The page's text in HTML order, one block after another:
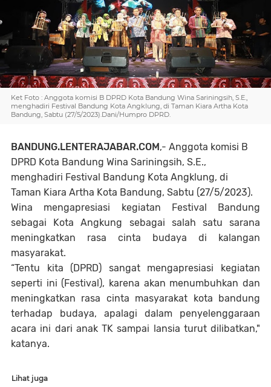
Ket Foto : Anggota komisi B DPRD Kota Bandung Wina Sariningsih, S.E.,
menghadiri Festival Bandung Kota Angklung, di Taman Kiara Artha Kota
Bandung, Sabtu (27/5/2023).Dani/Humpro DPRD.
BANDUNG.LENTERAJABAR.COM,- Anggota komisi B
DPRD Kota Bandung Wina Sariningsih, S.E.,
menghadiri Festival Bandung Kota Angklung, di
Taman Kiara Artha Kota Bandung, Sabtu (27/5/2023).
Wina mengapresiasi kegiatan Festival Bandung
sebagai Kota Angkung sebagai salah satu sarana
meningkatkan rasa cinta budaya di kalangan
masyarakat.
“Tentu kita (DPRD) sangat mengapresiasi kegiatan
seperti ini (Festival), karena akan menumbuhkan dan
meningkatkan rasa cinta masyarakat kota bandung
terhadap budaya, apalagi dalam penyelenggaraan
acara ini dari anak TK sampai lansia turut dilibatkan,"
katanya.
Lihat juga